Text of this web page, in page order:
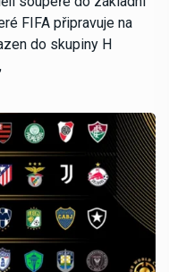
FIFA připravuje na
do skupiny H